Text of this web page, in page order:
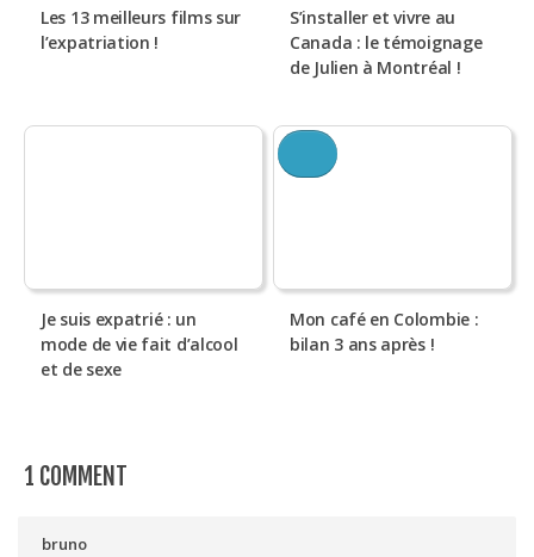
Les 13 meilleurs films sur
l’expatriation !
S’installer et vivre au
Canada : le témoignage
de Julien à Montréal !
Je suis expatrié : un
mode de vie fait d’alcool
et de sexe
Mon café en Colombie :
bilan 3 ans après !
1 COMMENT
bruno